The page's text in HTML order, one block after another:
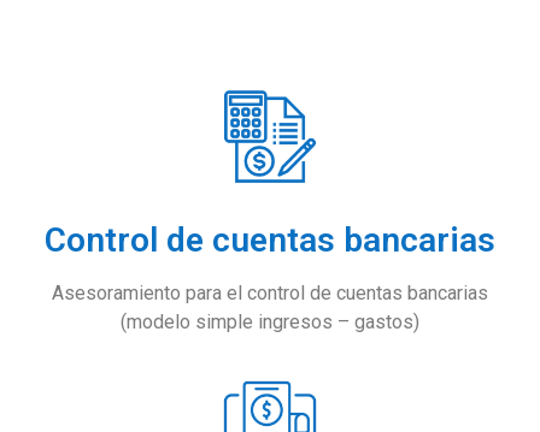
Control de cuentas bancarias
Asesoramiento para el control de cuentas bancarias
(modelo simple ingresos – gastos)